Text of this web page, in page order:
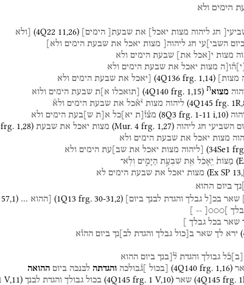
הימים ולא
חג ליהוה מצות יאכל] את שבעת[ הימים] (4Q22 11,26) [ולא
השבי]עי חג ליהוה[ מצות יאכל את שבעת הימים ולא]
מצות י[אכל את] שבעת הימים ולא
י ה֯ו[ה מצות יאכל את שבעת הימים ולא
מצות] (4Q136 frg. 1,14) [יאכל את שבעת הימים ולא
מצואת (4Q140 frg. 1,15) [תואכלו א]ת שבעת הימים ולוא
(4Q145 frg. 1R, ליהוה מצות י֯א֯כל את שבעת הימים ולא֯
(8Q3 frg. 1-11 i,10) מצ֯ו֯[ת יא]כל א[ת ש]בעת הימים ולא
השביעי חג ליהוה (Mur. 4 frg. 1,27) מצות יאכל את שבעת frg. 1,28)
מצות יאכל את שבעת הימים ולא
(34Se1 [ליהוה מצות יאכל את שב]עת הימים ולא
( מַצּוֹת֙ יֵֽאָכֵ֔ל אֵ֖ת שִׁבְעַ֣ת הַיָּמִ֑ים וְלֹֽא־
(Ex SP 13, מצות יאכל את שבעת הימים לא
נך ביום ההוא
שאר בכ[ל גבלך והגדת לבנך ביום] (1Q13 frg. 30-31,2) [ההוא …
,1)
]○○○[
--
שאר בכל גבלך
( ירא לך שאר ב[כול גבלך והגדת לב]נך ביום ההו֯א
ב כ֯ל גבולך והגדת ל֯[בנך ביום ההוא
(4Q140 frg. 1,16) [בכול ]ג֯בולכה והגדתה לבנכה ביום ההואה
(4Q145 frg. שאר (4Q145 frg. 1 V,10) בכול גבולך והגדת לבנך V,11)